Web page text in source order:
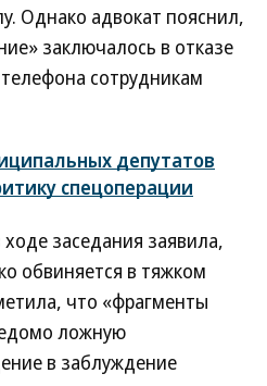
Однако адвокат пояснил,
заключалось в отказе
сотрудникам
депутатов
спецоперации
заседания заявила,
обвиняется в тяжком
что «фрагменты
ложную
в заблуждение